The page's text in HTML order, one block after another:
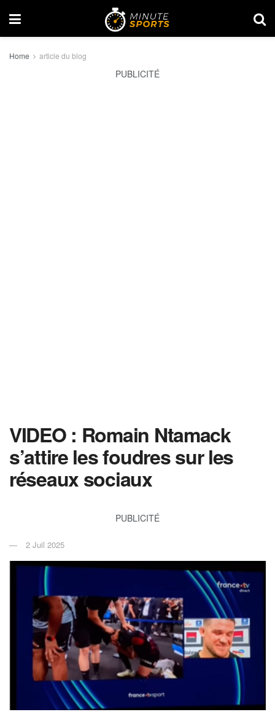
Home article du blog
PUBLICITÉ
VIDEO : Romain Ntamack
s’attire les foudres sur les
réseaux sociaux
PUBLICITÉ
2 Juil 2025